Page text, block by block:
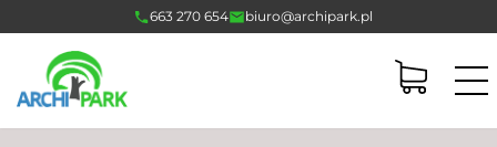
663 270 654 biuro@archipark.pl